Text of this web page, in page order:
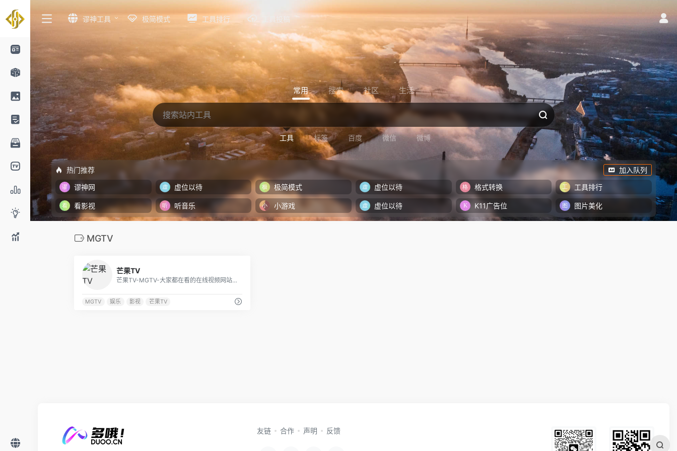
谬神工具 极简模式 工具排行 工具投稿
常用 搜索 社区 生活
工具 标签 百度 微信 微博
热门推荐
加入队列
谬神网
虚位以待 极简模式 虚位以待 格式转换 工具排行
看影视 听音乐 小游戏 虚位以待 K11广告位 图片美化
MGTV
芒果TV
芒果TV-MGTV-大家都在看的在线视频网站-热门综艺最新电影电视剧在线观看。芒果TV上线于2014年4月，是以视听互动为核心，融网络特色与电视特色于一体，实现“多屏合一”独播、跨屏、自制的新媒体视听综合传播服务平台，同时也是湖南广电旗下唯一互联网视频平台。
MGTV 娱乐 影视 芒果TV
友链 合作 声明 反馈